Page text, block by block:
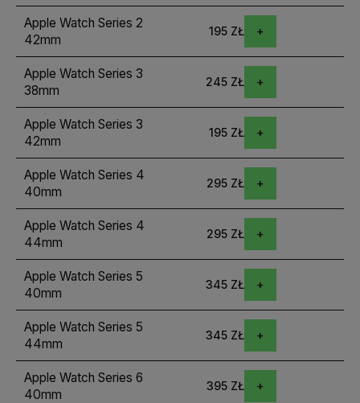
Apple Watch Series 2
42mm
195 ZŁ
Apple Watch Series 3
38mm
245 ZŁ
Apple Watch Series 3
42mm
195 ZŁ
Apple Watch Series 4
40mm
295 ZŁ
Apple Watch Series 4
44mm
295 ZŁ
Apple Watch Series 5
40mm
345 ZŁ
Apple Watch Series 5
44mm
345 ZŁ
Apple Watch Series 6
40mm
395 ZŁ